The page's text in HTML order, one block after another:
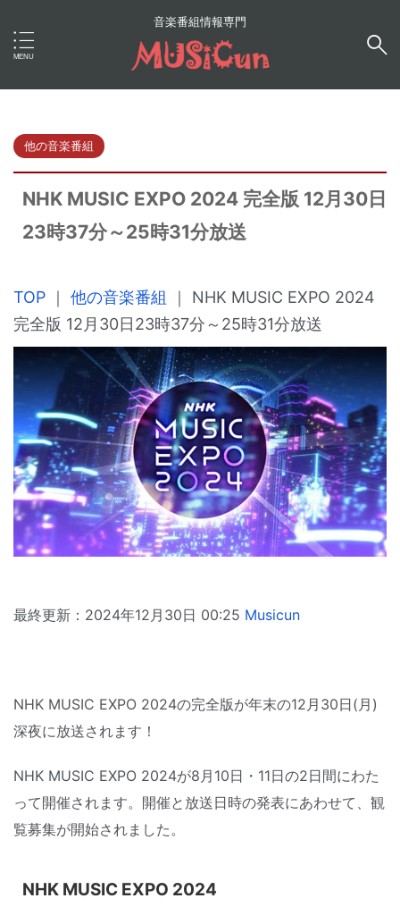
音楽番組情報専門
他の音楽番組
NHK MUSIC EXPO 2024 完全版 12月30日
23時37分～25時31分放送
TOP ｜ 他の音楽番組 ｜ NHK MUSIC EXPO 2024
完全版 12月30日23時37分～25時31分放送
最終更新：2024年12月30日 00:25 Musicun
NHK MUSIC EXPO 2024の完全版が年末の12月30日(月)
深夜に放送されます！
NHK MUSIC EXPO 2024が8月10日・11日の2日間にわた
って開催されます。開催と放送日時の発表にあわせて、観
覧募集が開始されました。
NHK MUSIC EXPO 2024